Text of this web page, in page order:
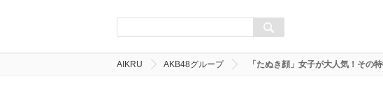
AIKRU AKB48グループ 「たぬき顔」女子が大人気！その